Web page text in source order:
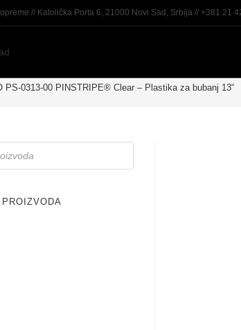
// Katolička Porta 6, 21000 Novi Sad, Srbija // +381 21
PS-0313-00 PINSTRIPE® Clear – Plastika za bubanj 13“